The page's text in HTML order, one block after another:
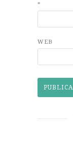
*
WEB